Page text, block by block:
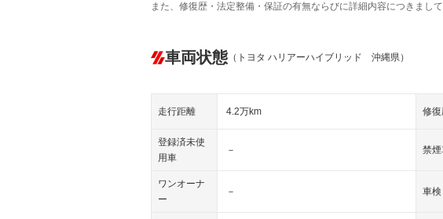
また、修復歴・法定整備・保証の有無ならびに詳細内容につきまし
車両状態 （トヨタ ハリアーハイブリッド 沖縄県）
走行距離 4.2万km 修
登録済未使
用車
－ 禁
ワンオーナ
ー
－ 車検